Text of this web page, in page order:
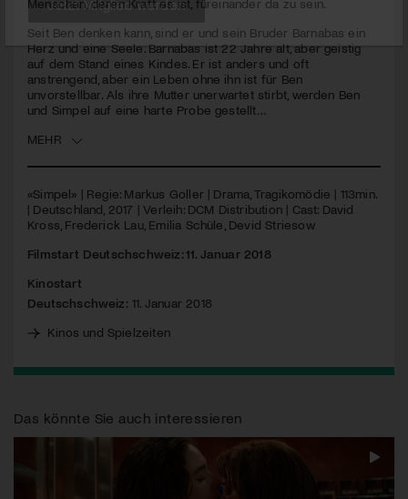
Menschen, deren Kraft es ist, füreinander da zu sein.
Seit Ben denken kann, sind er und sein Bruder Barnabas ein
Herz und eine Seele. Barnabas ist 22 Jahre alt, aber geistig
auf dem Stand eines Kindes. Er ist anders und oft
anstrengend, aber ein Leben ohne ihn ist für Ben
unvorstellbar. Als ihre Mutter unerwartet stirbt, werden Ben
und Simpel auf eine harte Probe gestellt…
MEHR
«Simpel» | Regie: Markus Goller | Drama, Tragikomödie | 113min.
| Deutschland, 2017 | Verleih: DCM Distribution | Cast: David
Kross, Frederick Lau, Emilia Schüle, Devid Striesow
Filmstart Deutschschweiz: 11. Januar 2018
Kinostart
Deutschschweiz: 11. Januar 2018
Kinos und Spielzeiten
Das könnte Sie auch interessieren
Jetzt Mitglied werden